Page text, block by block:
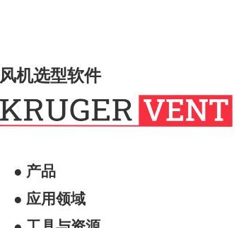
风机选型软件
● 产品
● 应用领域